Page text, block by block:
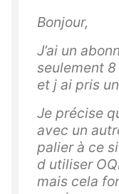
Bonjour,
J’ai un
seulement
et j ai pris
Je précise
avec un
palier à ce
d utiliser
mais cela